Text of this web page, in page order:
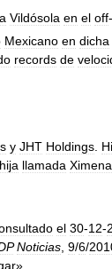
Vildósola en el off-
Mexicano en dicha
records de
y JHT Holdings
hija llamada Ximena
el 30-12-
Noticias 9/6/
»